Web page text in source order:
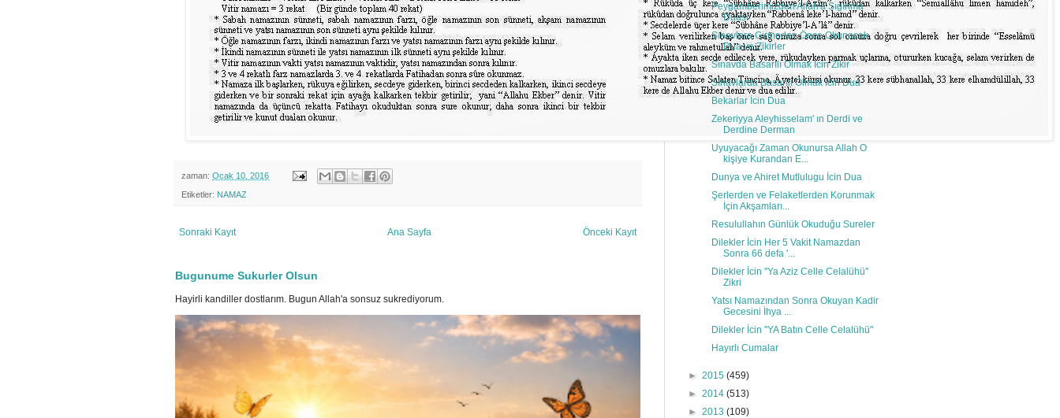
zaman: Ocak 10, 2016
Etiketler: NAMAZ
Sonraki Kayıt Önceki Kayıt
Ana Sayfa
Bugunume Sukurler Olsun
Hayirli kandiller dostlarım. Bugun Allah'a sonsuz sukrediyorum.
Peygamberimizden Allah'a Sıgınma
Duası
Sınavlara Girmeden Önce Okunacak
Dua ve Zikirler
Sınavda Basarılı Olmak İcin Zikir
Sınavlarda Basarılı Olmak İcin Dua
Bekarlar İcin Dua
Zekeriyya Aleyhisselam' ın Derdi ve
Derdine Derman
Uyuyacağı Zaman Okunursa Allah O
kişiye Kurandan E...
Dunya ve Ahiret Mutlulugu İcin Dua
Şerlerden ve Felaketlerden Korunmak
İçin Akşamları...
Resulullahın Günlük Okuduğu Sureler
Dilekler İcin Her 5 Vakit Namazdan
Sonra 66 defa '...
Dilekler İcin ''Ya Aziz Celle Celalühü''
Zikri
Yatsı Namazından Sonra Okuyan Kadir
Gecesini İhya ...
Dilekler İcin ''YA Batın Celle Celalühü''
Hayırlı Cumalar
► 2015 (459)
► 2014 (513)
► 2013 (109)